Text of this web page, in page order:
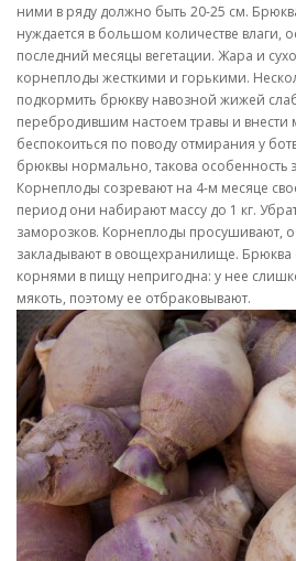
ними в ряду должно быть 20-25 см.
нуждается в большом количестве влаги,
последний месяцы вегетации. Жара и
корнеплоды жесткими и горькими.
подкормить брюкву навозной жижей
перебродившим настоем травы и внести
беспокоиться по поводу отмирания у
брюквы нормально, такова особенность
Корнеплоды созревают на 4-м месяце
период они набирают массу до 1 кг.
заморозков. Корнеплоды просушивают,
закладывают в овощехранилище.
корнями в пищу непригодна: у нее
мякоть, поэтому ее отбраковывают.